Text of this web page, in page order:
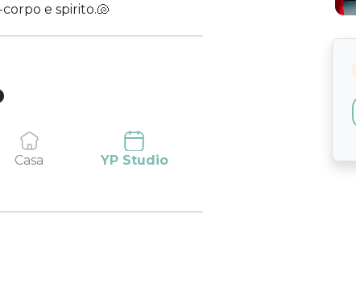
e spirito.🐚
Casa YP Studio